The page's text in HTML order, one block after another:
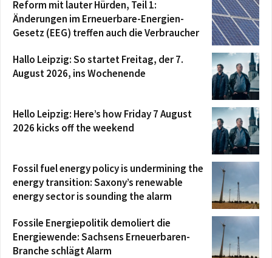
Reform mit lauter Hürden, Teil 1:
Änderungen im Erneuerbare-Energien-
Gesetz (EEG) treffen auch die Verbraucher
Hallo Leipzig: So startet Freitag, der 7.
August 2026, ins Wochenende
Hello Leipzig: Here’s how Friday 7 August
2026 kicks off the weekend
Fossil fuel energy policy is undermining the
energy transition: Saxony’s renewable
energy sector is sounding the alarm
Fossile Energiepolitik demoliert die
Energiewende: Sachsens Erneuerbaren-
Branche schlägt Alarm